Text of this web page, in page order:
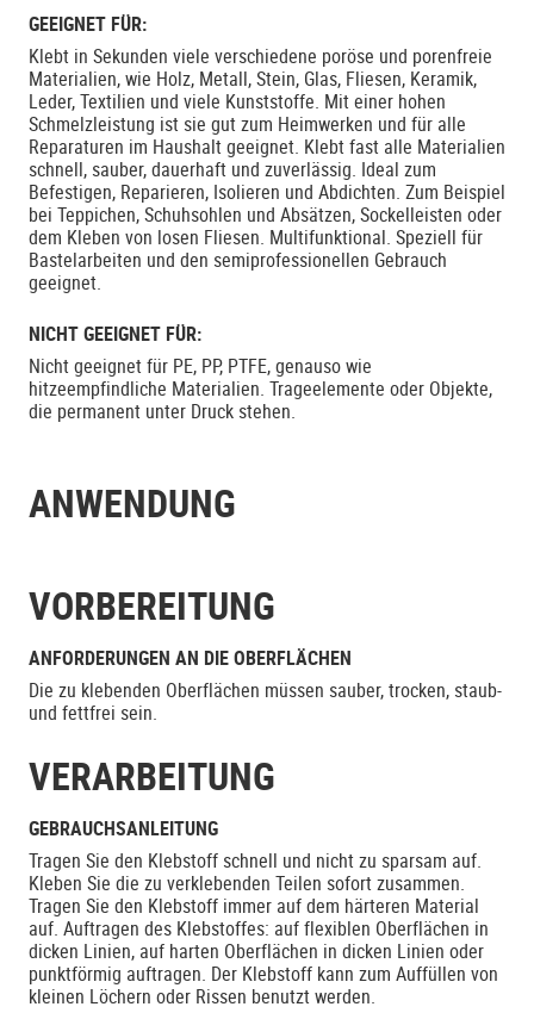
GEEIGNET FÜR:
Klebt in Sekunden viele verschiedene poröse und porenfreie
Materialien, wie Holz, Metall, Stein, Glas, Fliesen, Keramik,
Leder, Textilien und viele Kunststoffe. Mit einer hohen
Schmelzleistung ist sie gut zum Heimwerken und für alle
Reparaturen im Haushalt geeignet. Klebt fast alle Materialien
schnell, sauber, dauerhaft und zuverlässig. Ideal zum
Befestigen, Reparieren, Isolieren und Abdichten. Zum Beispiel
bei Teppichen, Schuhsohlen und Absätzen, Sockelleisten oder
dem Kleben von losen Fliesen. Multifunktional. Speziell für
Bastelarbeiten und den semiprofessionellen Gebrauch
geeignet.
NICHT GEEIGNET FÜR:
Nicht geeignet für PE, PP, PTFE, genauso wie
hitzeempfindliche Materialien. Trageelemente oder Objekte,
die permanent unter Druck stehen.
ANWENDUNG
VORBEREITUNG
ANFORDERUNGEN AN DIE OBERFLÄCHEN
Die zu klebenden Oberflächen müssen sauber, trocken, staub-
und fettfrei sein.
VERARBEITUNG
GEBRAUCHSANLEITUNG
Tragen Sie den Klebstoff schnell und nicht zu sparsam auf.
Kleben Sie die zu verklebenden Teilen sofort zusammen.
Tragen Sie den Klebstoff immer auf dem härteren Material
auf. Auftragen des Klebstoffes: auf flexiblen Oberflächen in
dicken Linien, auf harten Oberflächen in dicken Linien oder
punktförmig auftragen. Der Klebstoff kann zum Auffüllen von
kleinen Löchern oder Rissen benutzt werden.